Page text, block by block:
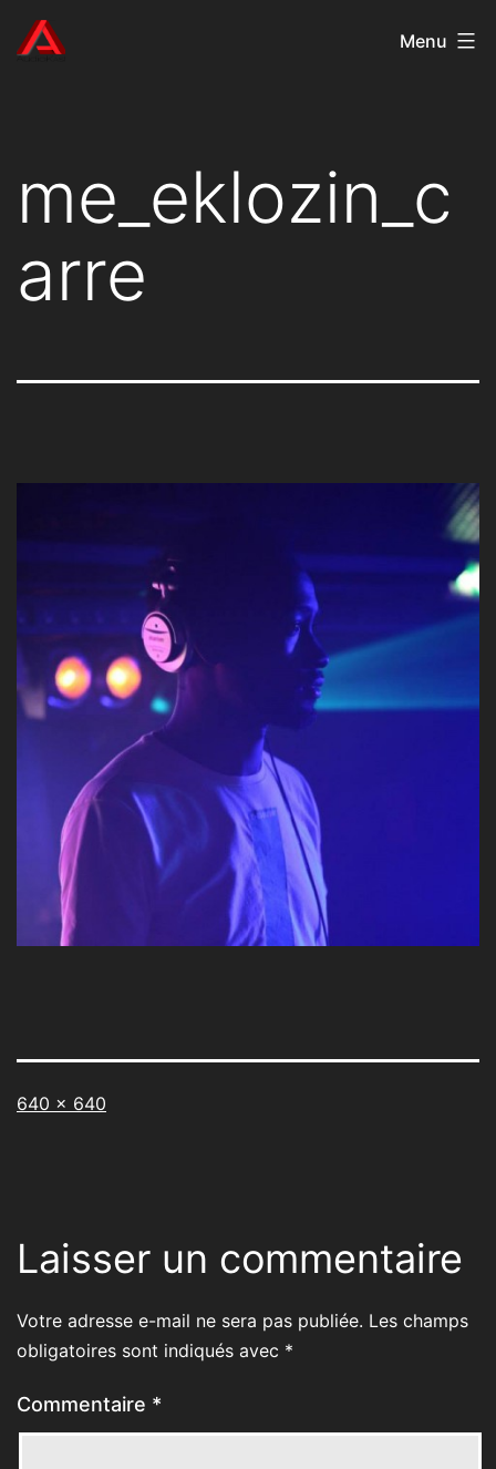
Aller
auAudioKast Menu
me_eklozin_c
arre
Taille
640 × 640
Laisser un commentaire
Votre adresse e-mail ne sera pas publiée. Les champs
obligatoires sont indiqués avec *
Commentaire *